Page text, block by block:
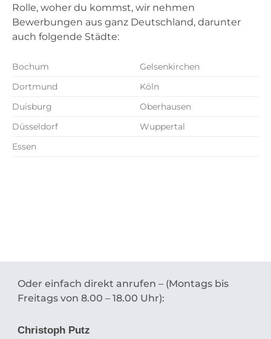
Rolle, woher du kommst, wir nehmen
Bewerbungen aus ganz Deutschland, darunter
auch folgende Städte:
Bochum
Gelsenkirchen
Dortmund
Köln
Duisburg
Oberhausen
Düsseldorf
Wuppertal
Essen
Oder einfach direkt anrufen – (Montags bis
Freitags von 8.00 – 18.00 Uhr):
Christoph Putz